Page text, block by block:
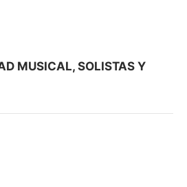
MUSICAL, SOLISTAS Y